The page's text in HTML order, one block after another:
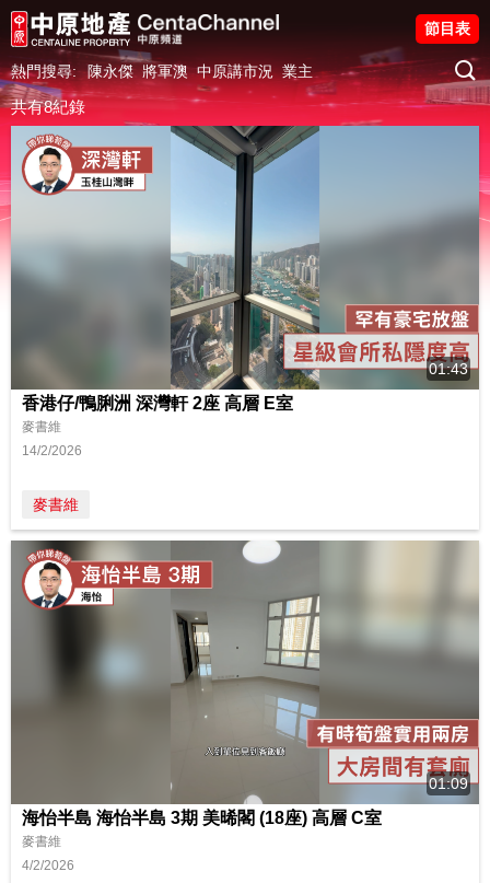
熱門搜尋: 陳永傑 將軍澳 中原講市況 業主
節目表
共有8紀錄
01:43
香港仔/鴨脷洲 深灣軒 2座 高層 E室
麥書維
14/2/2026
麥書維
01:09
海怡半島 海怡半島 3期 美晞閣 (18座) 高層 C室
麥書維
4/2/2026